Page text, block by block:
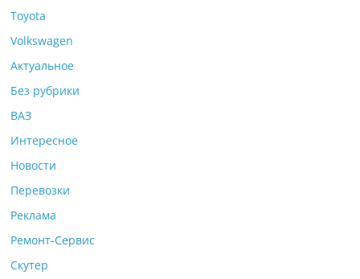
Toyota
Volkswagen
Актуальное
Без рубрики
ВАЗ
Интересное
Новости
Перевозки
Реклама
Ремонт-Сервис
Скутер